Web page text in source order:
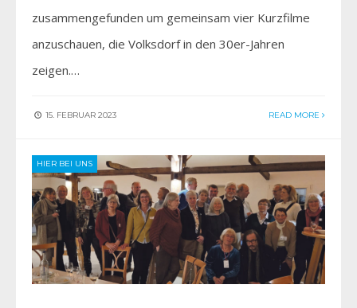
zusammengefunden um gemeinsam vier Kurzfilme
anzuschauen, die Volksdorf in den 30er-Jahren
zeigen.…
15. FEBRUAR 2023 READ MORE
HIER BEI UNS